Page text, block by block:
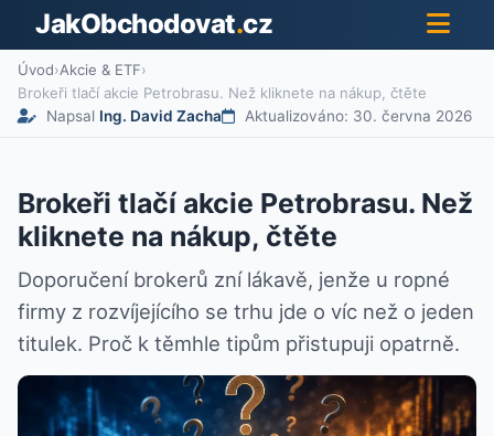
JakObchodovat.cz
Úvod›Akcie & ETF›
Brokeři tlačí akcie Petrobrasu. Než kliknete na nákup, čtěte
Napsal Ing. David Zacha Aktualizováno: 30. června 2026
Brokeři tlačí akcie Petrobrasu. Než
kliknete na nákup, čtěte
Doporučení brokerů zní lákavě, jenže u ropné
firmy z rozvíjejícího se trhu jde o víc než o jeden
titulek. Proč k těmhle tipům přistupuji opatrně.